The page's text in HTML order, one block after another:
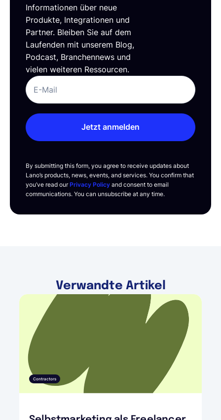
Informationen über neue
Produkte, Integrationen und
Partner. Bleiben Sie auf dem
Laufenden mit unserem Blog,
Podcast, Branchennews und
vielen weiteren Ressourcen.
Jetzt anmelden
By submitting this form, you agree to receive updates about
Lano’s products, news, events, and services. You confirm that
you’ve read ourPrivacy Policy and consent to email
communications. You can unsubscribe at any time.
Verwandte Artikel
Contractors